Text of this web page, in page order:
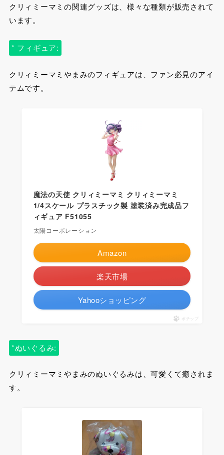
クリィミーマミの関連グッズは、様々な種類が販売されて
います。
* フィギュア:
クリィミーマミやまみのフィギュアは、ファン必見のアイ
テムです。
魔法の天使 クリィミーマミ クリィミーマミ
1/4スケール プラスチック製 塗装済み完成品フ
ィギュア F51055
太陽コーポレーション
Amazon
楽天市場
Yahooショッピング
ポチップ
*ぬいぐるみ:
クリィミーマミやまみのぬいぐるみは、可愛くて癒されま
す。